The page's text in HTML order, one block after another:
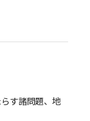
す諸問題、地